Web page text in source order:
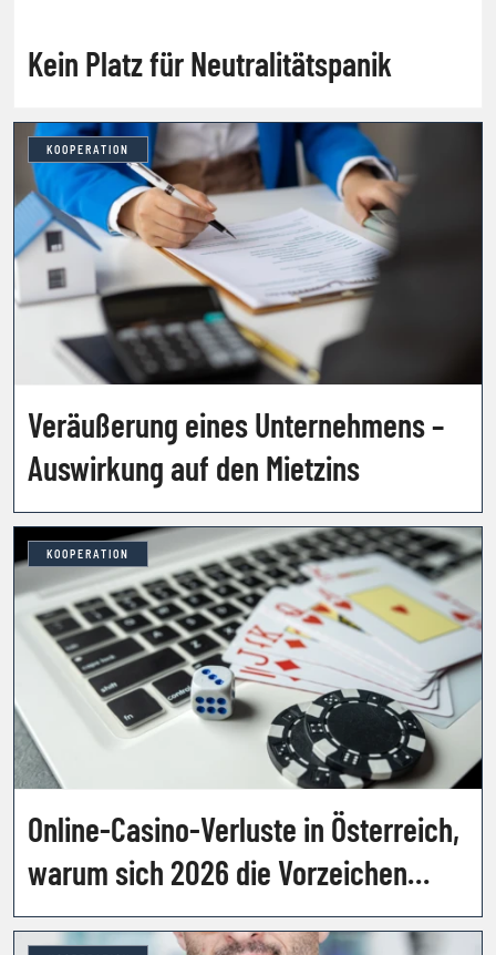
Kein Platz für Neutralitätspanik
KOOPERATION
Veräußerung eines Unternehmens –
Auswirkung auf den Mietzins
KOOPERATION
Online-Casino-Verluste in Österreich,
warum sich 2026 die Vorzeichen
drehen